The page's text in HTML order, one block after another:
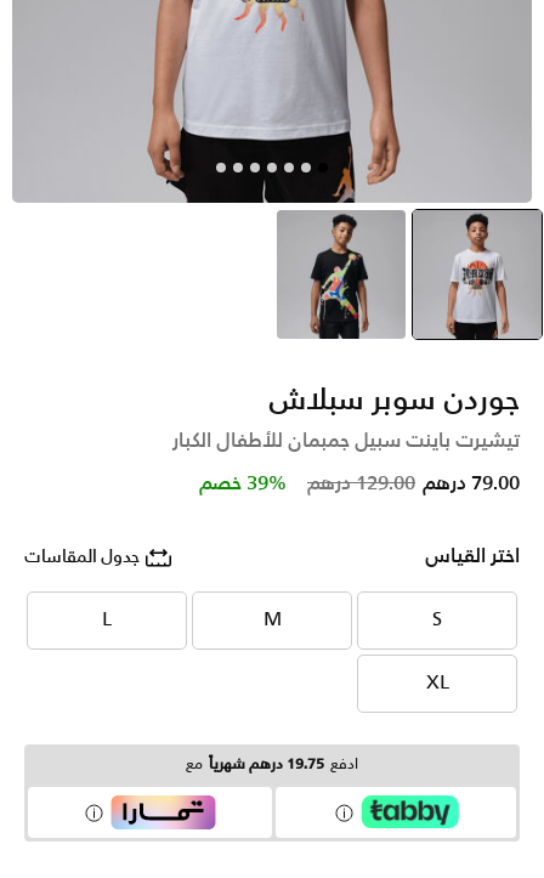
selected
أبيض أسود
جوردن سوبر سبلاش
تيشيرت باينت سبيل جمبمان للأطفال الكبار
Price reduced from
129.00 درهم to 79.00 درهم 39% خصم
اختر القياس جدول المقاسات
S
S
M
M
L
L
XL
XL
ادفع 19.75 درهم شهرياً مع